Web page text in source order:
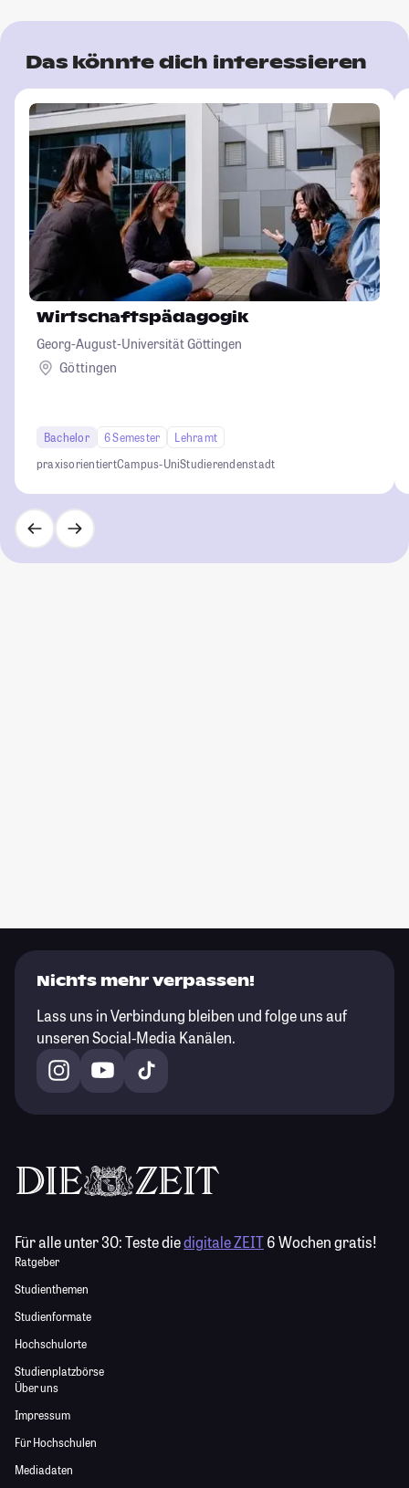
Das könnte dich interessieren
Wirtschaftspädagogik
Georg-August-Universität Göttingen
Göttingen
Bachelor 6 Semester
Lehramt
praxisorientiertCampus-UniStudierendenstadt
Nichts mehr verpassen!
Lass uns in Verbindung bleiben und folge uns auf
unseren Social-Media Kanälen.
Für alle unter 30:Teste diedigitale ZEIT6 Wochen gratis!
Ratgeber
Studienthemen
Studienformate
Hochschulorte
Studienplatzbörse
Über uns
Impressum
Für Hochschulen
Mediadaten